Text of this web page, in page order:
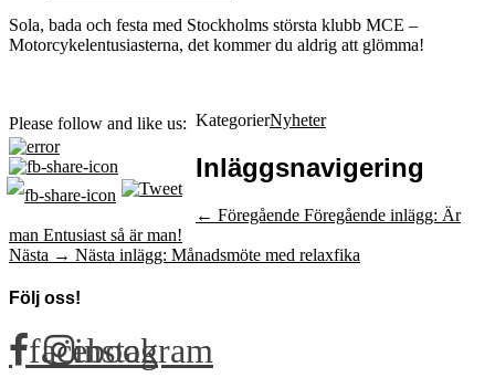
Sola, bada och festa med Stockholms största klubb MCE –
Motorcykelentusiasterna, det kommer du aldrig att glömma!
Please follow and like us: KategorierNyheter
Inläggsnavigering
← Föregående Föregående inlägg: Är
man Entusiast så är man!
Nästa → Nästa inlägg: Månadsmöte med relaxfika
Följ oss!
facebook
instagram